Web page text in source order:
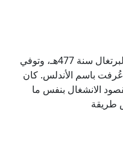
ابن بسام الشنتريني أحد المؤرخين الأدباء النبهاء، ولد في شنترين التي تقع حاليًا في البرتغال سنة 477هـ، وتوفي
عُرفت باسم الأندلس. كان
الانشغال بنفس ما
طريقة